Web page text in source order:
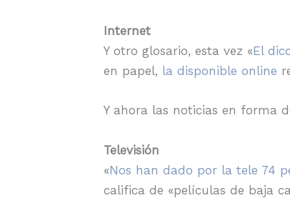
Internet
Y otro glosario, esta vez «El
en papel, la disponible online
Y ahora las noticias en forma
Televisión
«Nos han dado por la tele 74
califica de «películas de baja